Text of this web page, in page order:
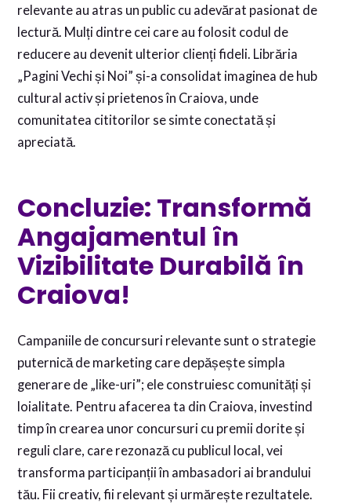
relevante au atras un public cu adevărat pasionat de
lectură. Mulți dintre cei care au folosit codul de
reducere au devenit ulterior clienți fideli. Librăria
„Pagini Vechi și Noi” și-a consolidat imaginea de hub
cultural activ și prietenos în Craiova, unde
comunitatea cititorilor se simte conectată și
apreciată.
Concluzie: Transformă
Angajamentul în
Vizibilitate Durabilă în
Craiova!
Campaniile de concursuri relevante sunt o strategie
puternică de marketing care depășește simpla
generare de „like-uri”; ele construiesc comunități și
loialitate. Pentru afacerea ta din Craiova, investind
timp în crearea unor concursuri cu premii dorite și
reguli clare, care rezonază cu publicul local, vei
transforma participanții în ambasadori ai brandului
tău. Fii creativ, fii relevant și urmărește rezultatele.